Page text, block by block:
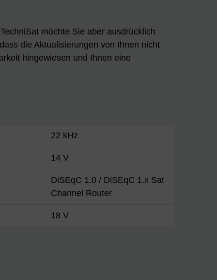
möchte Sie aber ausdrücklich
die Aktualisierungen von Ihnen nicht
hingewiesen und Ihnen eine
22 kHz
14 V
DiSEqC 1.0 / DiSEqC 1.x Sat
Channel Router
18 V